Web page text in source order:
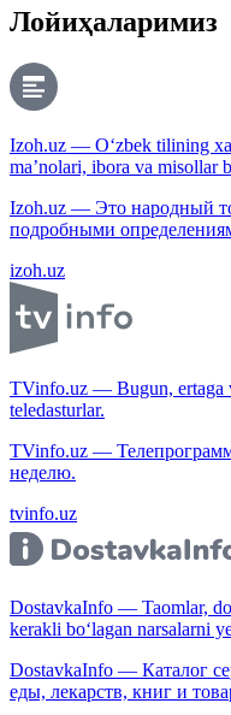
Лойиҳаларимиз
Izoh.uz — O‘zbek tilining
ma’nolari, ibora va misollar
Izoh.uz — Это народный
подробными
izoh.uz
TVinfo.uz — Bugun, ertaga
teledasturlar.
TVinfo.uz —
неделю.
tvinfo.uz
DostavkaInfo — Taomlar,
kerakli bo‘lagan narsalarni
DostavkaInfo — Каталог
еды, лекарств, книг и